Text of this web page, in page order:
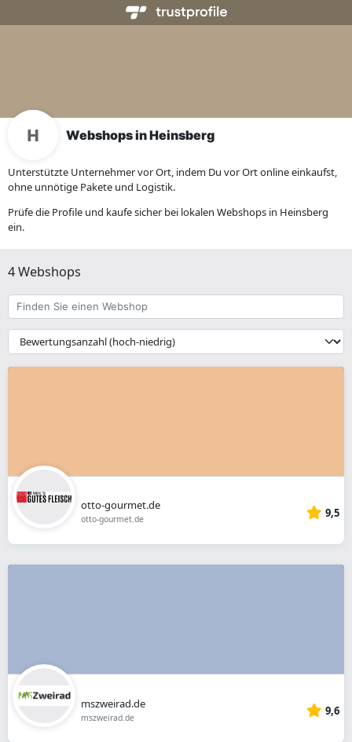
Webshops in Heinsberg
Unterstützte Unternehmer vor Ort, indem Du vor Ort online einkaufst,
ohne unnötige Pakete und Logistik.
Prüfe die Profile und kaufe sicher bei lokalen Webshops in Heinsberg
ein.
4 Webshops
Finden
Sie
einen
Webshop
{{
__('Sort')
}}
otto-gourmet.de
otto-gourmet.de 9,5
mszweirad.de
mszweirad.de 9,6